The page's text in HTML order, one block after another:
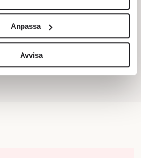
för att anpassa innehållet
analysera vår trafik. Vi
sådana identifierare och annan
till de sociala medier och
som vi samarbetar med.
informationen med annan
Anpassa
Avvisa